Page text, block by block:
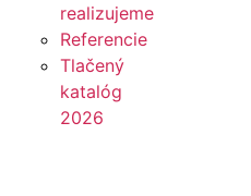
realizujeme
Referencie
Tlačený
katalóg
2026